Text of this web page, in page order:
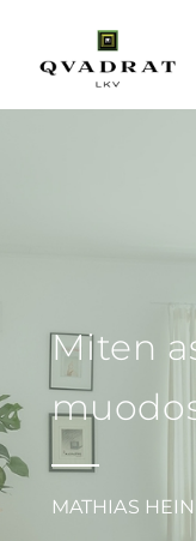
Miten
MATHIAS